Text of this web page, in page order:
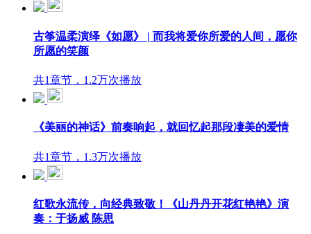
古筝温柔演绎《如愿》 | 而我将爱你所爱的人间，愿你
所愿的笑颜
共1章节，1.2万次播放
《美丽的神话》前奏响起，就回忆起那段凄美的爱情
共1章节，1.3万次播放
红歌永流传，向经典致敬！《山丹丹开花红艳艳》演
奏：于扬威 陈思